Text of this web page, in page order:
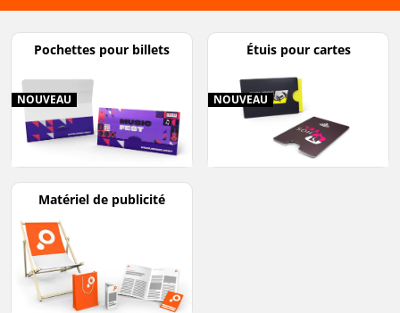
Pochettes pour billets
NOUVEAU
Étuis pour cartes
NOUVEAU
Matériel de publicité